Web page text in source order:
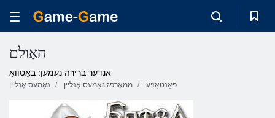
האַולם
אנדער ברירה נעמען: באָטוואַ
גאַמעס אָנליין ממאָרפּג גאַמעס אָנליין פאַנטאַזיע